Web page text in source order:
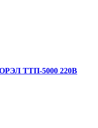
ТТП-5000 220В